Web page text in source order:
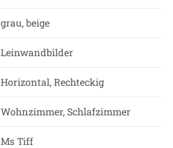
grau, beige
Leinwandbilder
Horizontal, Rechteckig
Wohnzimmer, Schlafzimmer
Ms Tiff